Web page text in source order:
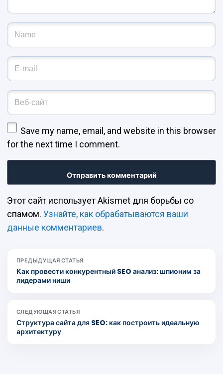
Имя и фамилия
Адрес эл. почты
Веб-сайт
Save my name, email, and website in this browser
for the next time I comment.
Этот сайт использует Akismet для борьбы со
спамом. Узнайте, как обрабатываются ваши
данные комментариев.
ПРЕДЫДУЩАЯ СТАТЬЯ
Как провести конкурентный SEO анализ: шпионим за
лидерами ниши
СЛЕДУЮЩАЯ СТАТЬЯ
Структура сайта для SEO: как построить идеальную
архитектуру